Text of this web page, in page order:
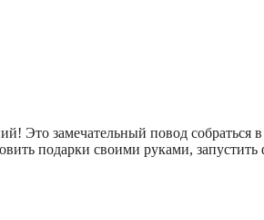
Это замечательный повод
подарки своими руками,